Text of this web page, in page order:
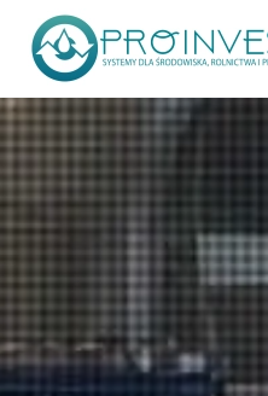
Skip to main content